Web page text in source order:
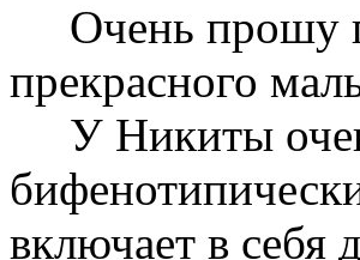
Очень прошу
прекрасного
У Никиты
включает в себя